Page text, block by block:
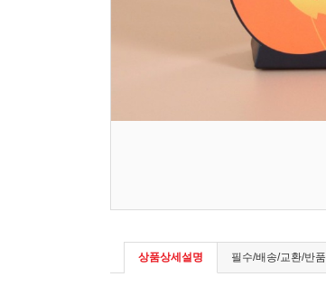
상품상세설명 필수/배송/교환/반품